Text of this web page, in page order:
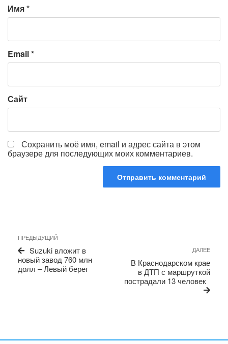
Имя*
Email*
Сайт
Сохранить моё имя, email и адрес сайта в этом
браузере для последующих моих комментариев.
по
записям
Предыдущая
запись
ПРЕДЫДУЩИЙ
Suzuki вложит в
новый завод 760 млн
долл – Левый берег
ДАЛЕЕ
В Краснодарском крае
в ДТП с маршруткой
пострадали 13 человек